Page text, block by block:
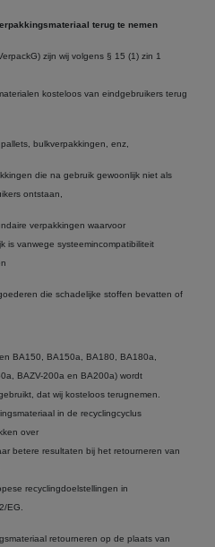
terug te nemen
zijn wij volgens § 15 (1) zin 1
kosteloos van eindgebruikers terug
bulkverpakkingen, enz,
die na gebruik gewoonlijk niet als
ontstaan,
verpakkingen waarvoor
is vanwege systeemincompatibiliteit
die schadelijke stoffen bevatten of
BA150, BA150a, BA180, BA180a,
BAZV-200a en BA200a) wordt
dat wij kosteloos terugnemen.
in de recyclingcyclus
over
betere resultaten bij het retourneren van
recyclingdoelstellingen in
EG.
retourneren op de plaats van